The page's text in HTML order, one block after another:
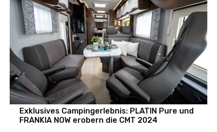
Auto und Verkehr
Exklusives Campingerlebnis: PLATIN Pure und
FRANKIA NOW erobern die CMT 2024